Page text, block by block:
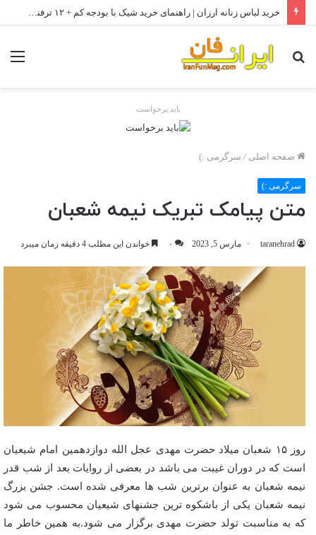
خرید لباس زنانه ارزان | راهنمای خرید شیک با بودجه کم + ۱۲ ترفند طلایی
جستجو
باید برخواست
صفحه اصلی / سرگرمی :)
سرگرمی :)
متن پیامک تبریک نیمه شعبان
taranehrad مارس 5, 2023 ۰ خواندن این مطلب 4 دقیقه زمان میبرد
روز ۱۵ شعبان میلاد حضرت مهدی عجل الله دوازدهمین امام شیعیان
است که در دوران غیبت می باشد در بعضی از روایات بعد از شب قدر
نیمه شعبان به عنوان برترین شب ها معرفی شده است. جشن بزرگ
نیمه شعبان یکی از باشکوه ترین جشنهای شیعیان محسوب می شود
که به مناسبت تولد حضرت مهدی برگزار می شود.به همین خاطر ما